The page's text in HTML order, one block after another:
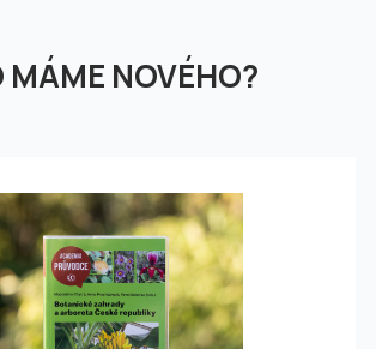
MÁME NOVÉHO?